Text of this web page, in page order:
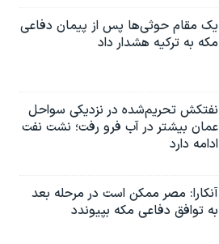
یک مقام حوثی‌ها پس از پیمان دفاعی
مکه به ترکیه هشدار داد
نفتکش تحریم‌شده در نزدیکی سواحل
عمان بیشتر در آب فرو رفت؛ نشت نفت
ادامه دارد
آنکارا: مصر ممکن است در مرحله بعد
به توافق دفاعی مکه بپیوندد